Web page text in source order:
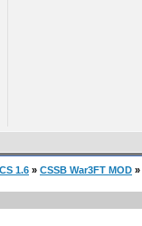
1.6 » CSSB War3FT MOD »